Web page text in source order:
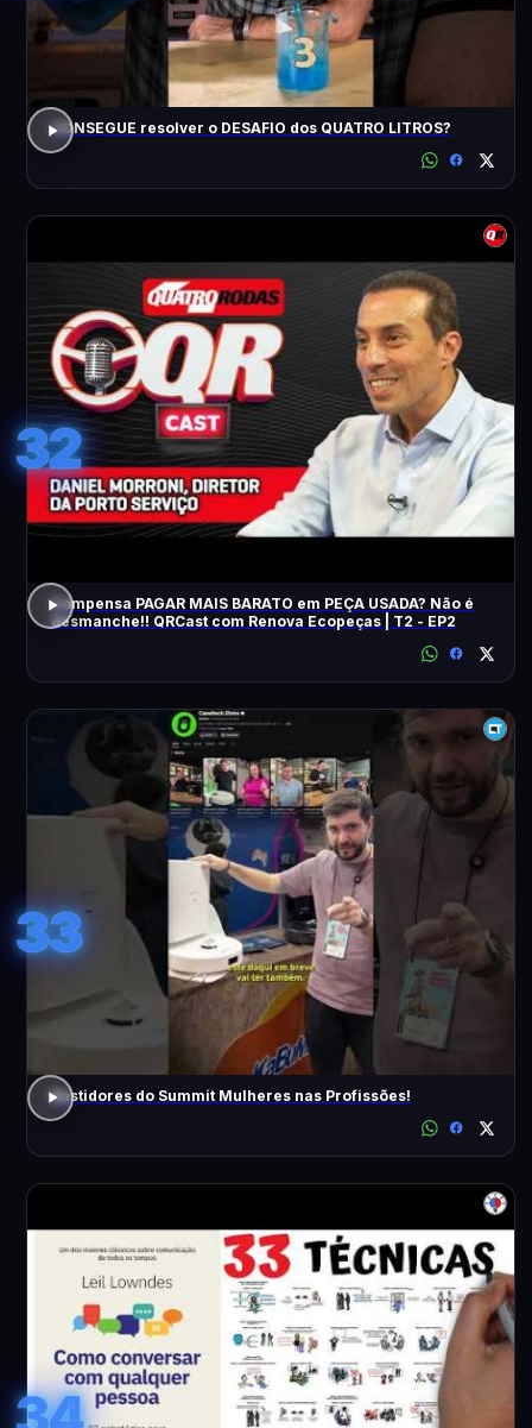
CONSEGUE resolver o DESAFIO dos QUATRO LITROS?
32
Compensa PAGAR MAIS BARATO em PEÇA USADA? Não é
desmanche!! QRCast com Renova Ecopeças | T2 - EP2
33
Bastidores do Summit Mulheres nas Profissões!